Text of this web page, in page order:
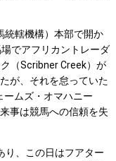
轄機構）本部で開か
でアフリカントレーダ
（Scribner Creek）が
が、それを怠っていた
ームズ・オマハニー
事は競馬への信頼を失
、この日はフアター